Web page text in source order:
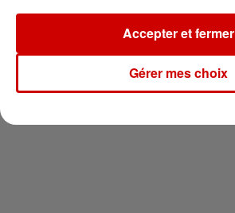
Newsletter
Gérer mes choix
Accepter et fermer